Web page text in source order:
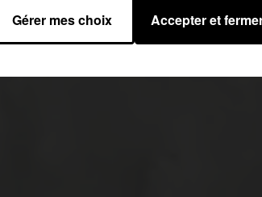
Gérer mes choix Accepter et